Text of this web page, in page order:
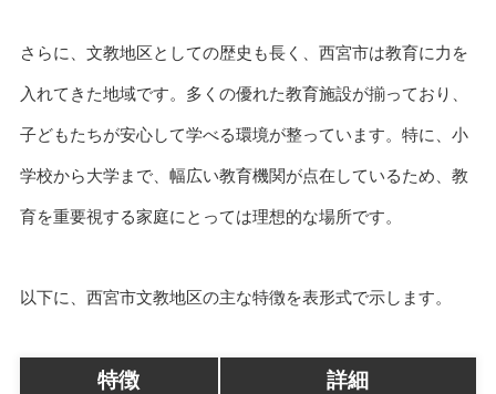
さらに、文教地区としての歴史も長く、西宮市は教育に力を
入れてきた地域です。多くの優れた教育施設が揃っており、
子どもたちが安心して学べる環境が整っています。特に、小
学校から大学まで、幅広い教育機関が点在しているため、教
育を重要視する家庭にとっては理想的な場所です。
以下に、西宮市文教地区の主な特徴を表形式で示します。
特徴 詳細